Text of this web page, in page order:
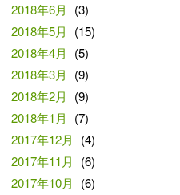
2018年6月
(3)
2018年5月
(15)
2018年4月
(5)
2018年3月
(9)
2018年2月
(9)
2018年1月
(7)
2017年12月
(4)
2017年11月
(6)
2017年10月
(6)